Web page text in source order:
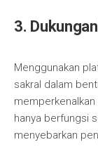
3.
Menggunakan
sakral dalam
memperkenalkan
hanya berfungsi
menyebarkan